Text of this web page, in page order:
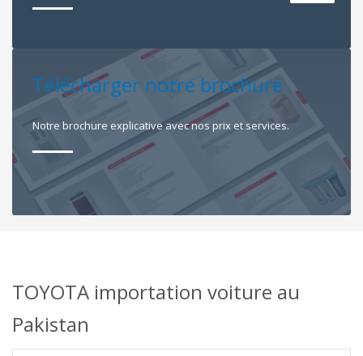
Télécharger notre brochure
Notre brochure explicative avec nos prix et services.
TOYOTA importation voiture au
Pakistan